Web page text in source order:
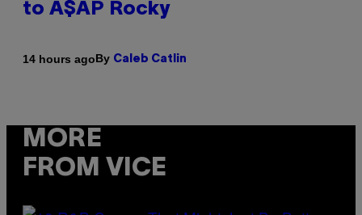
to A$AP Rocky
14 hours agoBy Caleb Catlin
MORE
FROM VICE